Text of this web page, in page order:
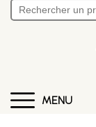
MENU